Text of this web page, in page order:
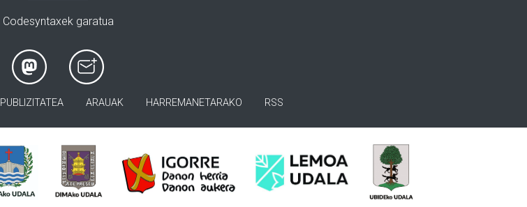
Codesyntaxek garatua
PUBLIZITATEA ARAUAK HARREMANETARAKO RSS